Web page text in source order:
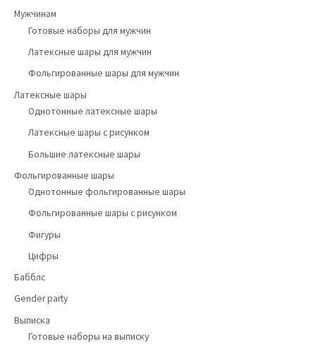
Мужчинам
Готовые наборы для мужчин
Латексные шары для мужчин
Фольгированные шары для мужчин
Латексные шары
Однотонные латексные шары
Латексные шары с рисунком
Большие латексные шары
Фольгированные шары
Однотонные фольгированные шары
Фольгированные шары с рисунком
Фигуры
Цифры
Бабблс
Gender party
Выписка
Готовые наборы на выписку